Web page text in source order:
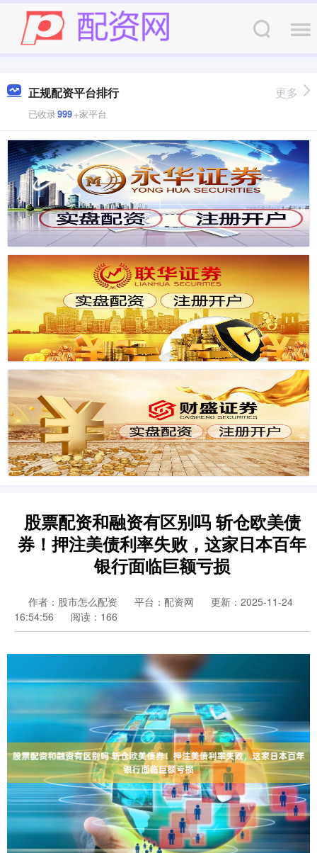
正规配资平台排行
已收录999+家平台
更多
股票配资和融资有区别吗 斩仓欧美债
券！押注美债利率失败，这家日本百年
银行面临巨额亏损
作者：股市怎么配资 平台：配资网
更新：2025-11-24
16:54:56
阅读：166